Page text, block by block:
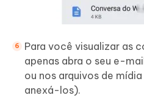
Para você visualizar as
apenas abra o seu e-
ou nos arquivos de
anexá-los).